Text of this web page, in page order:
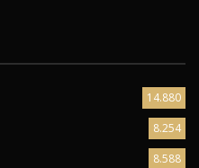
14.880
8.254
8.588